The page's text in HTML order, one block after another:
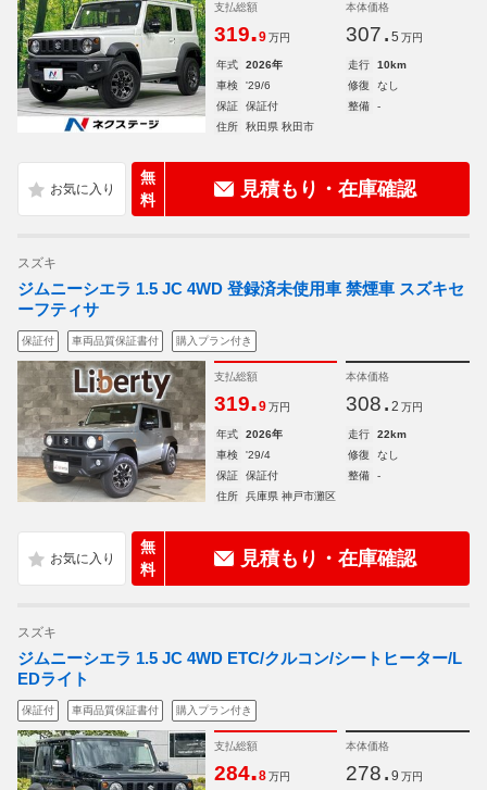
支払総額
319.9 万円
本体価格
307. 5 万円
年式 2026年 走行
10km
車検
'29/6 修復
なし
保証
保証付 整備
-
住所
秋田県 秋田市
無
料
見積もり・在庫確認
スズキ
ジムニーシエラ 1.5 JC 4WD 登録済未使用車 禁煙車 スズキセ
ーフティサ
保証付 車両品質保証書付 購入プラン付き
支払総額
319.9 万円
本体価格
308. 2 万円
年式 2026年 走行
22km
車検
'29/4 修復
なし
保証
保証付 整備
-
住所
兵庫県 神戸市灘区
無
料
見積もり・在庫確認
スズキ
ジムニーシエラ 1.5 JC 4WD ETC/クルコン/シートヒーター/L
EDライト
保証付 車両品質保証書付 購入プラン付き
支払総額
284.8 万円
本体価格
278. 9 万円